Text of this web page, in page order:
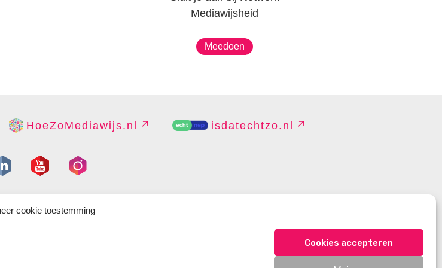
cookie toestemming
Cookies accepteren
Mediawijsheid
Meedoen
HoeZoMediawijs.nl isdatechtzo.nl